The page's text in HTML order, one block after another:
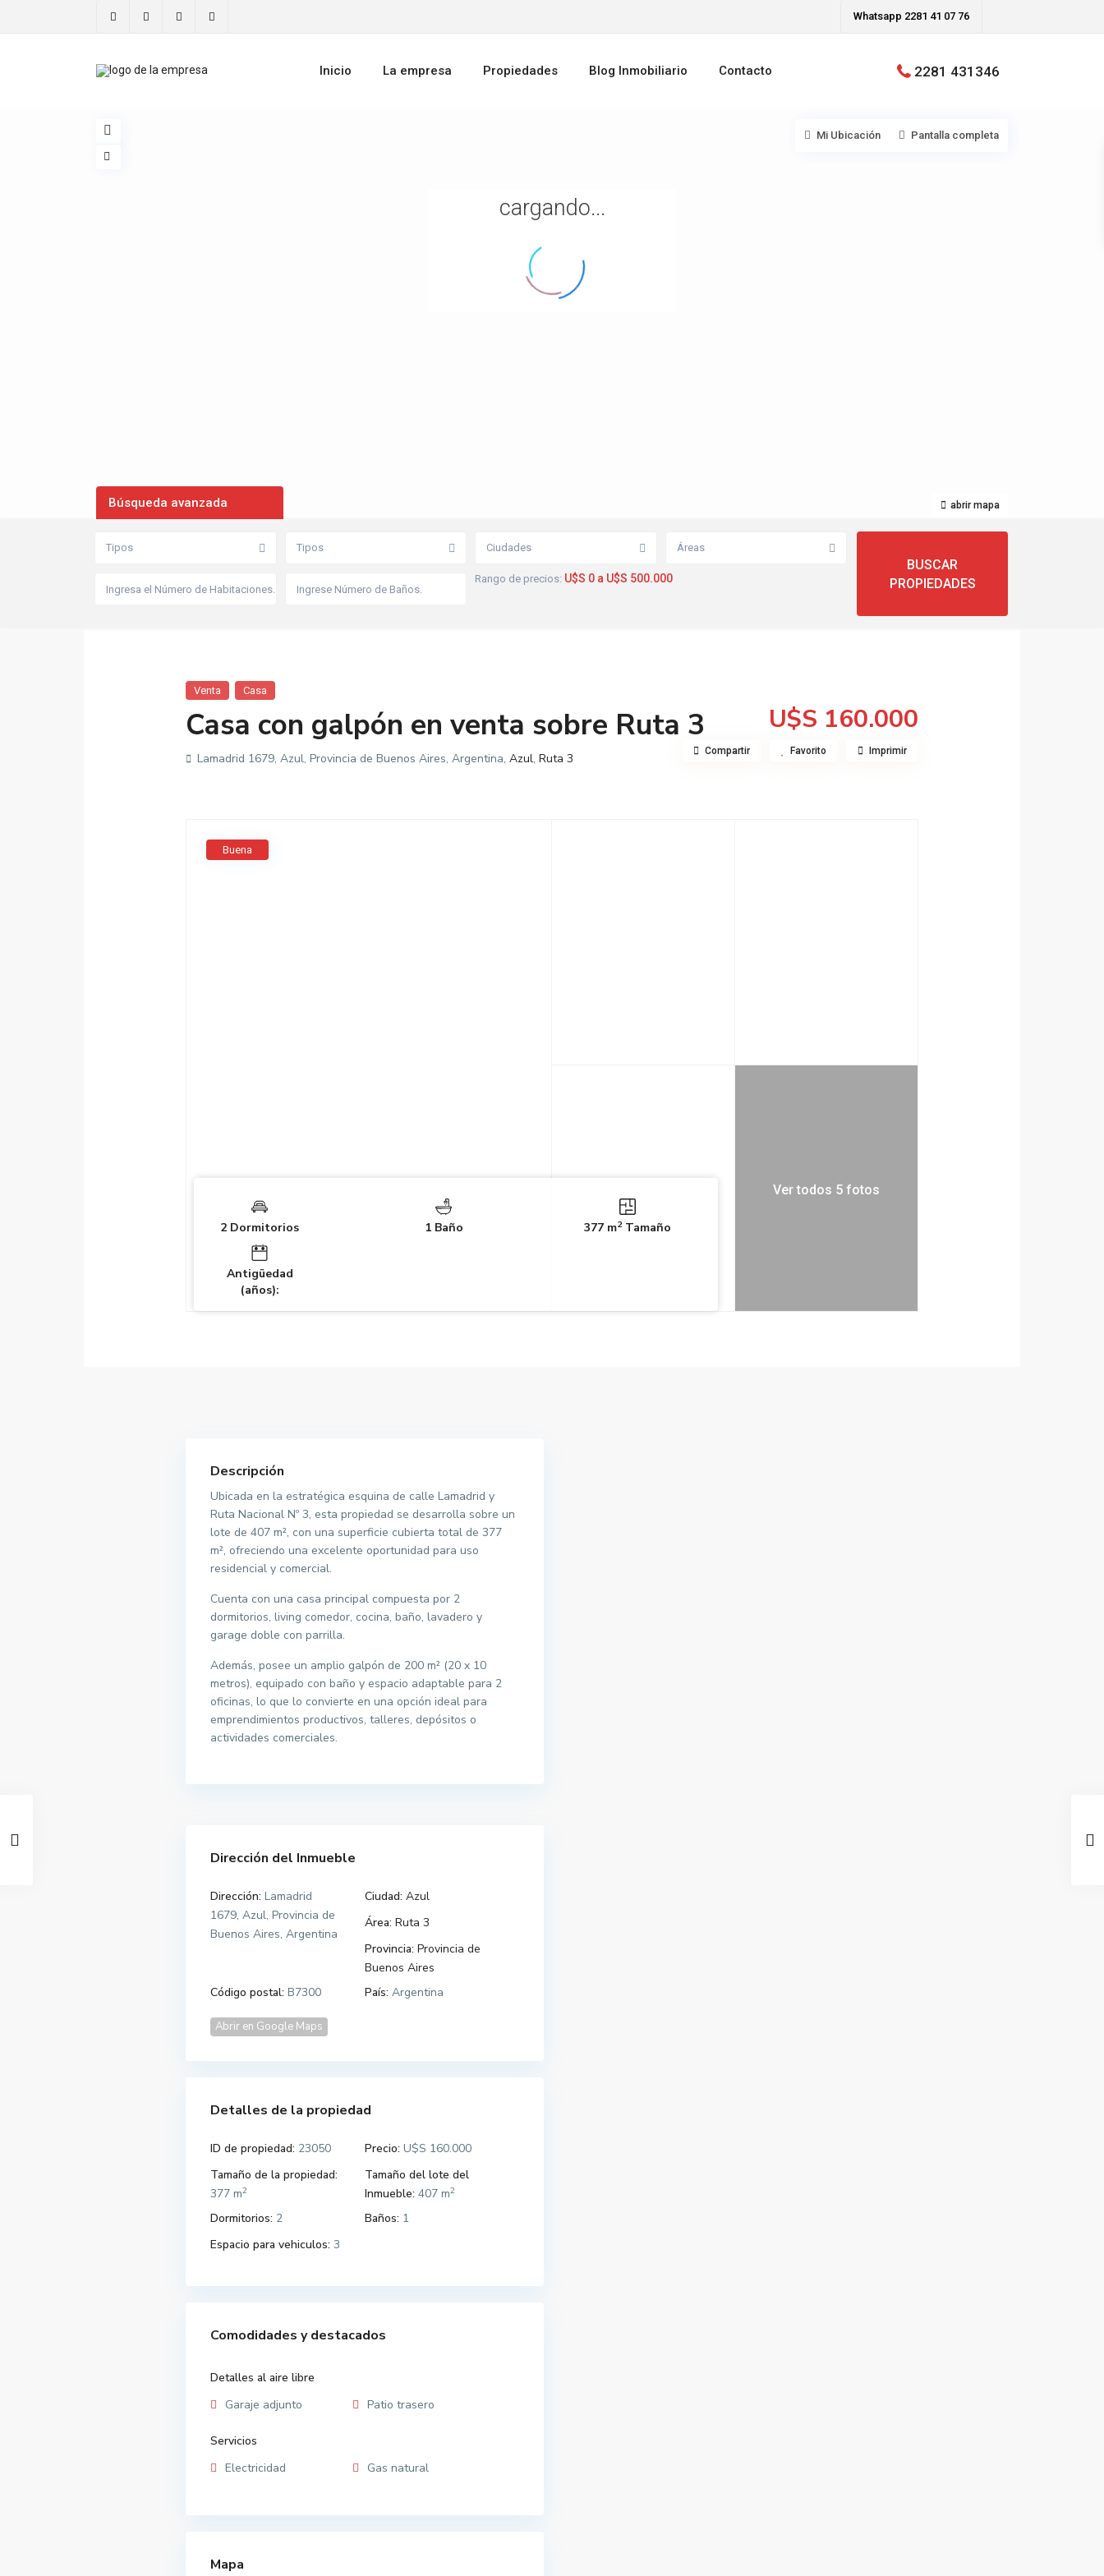
Whatsapp 2281 41 07 76
Inicio La empresa Propiedades Blog Inmobiliario Contacto 2281 431346
cargando...
abrir mapa
Mi Ubicación Pantalla completa
Búsqueda avanzada
Tipos Tipos Ciudades Áreas
Rango de precios: U$S 0 a U$S 500.000
Venta Casa
Casa con galpón en venta sobre Ruta 3 U$S 160.000
Lamadrid 1679, Azul, Provincia de Buenos Aires, Argentina, Azul, Ruta 3 Compartir Favorito Imprimir
Buena
Ver todos 5 fotos
2 Dormitorios 1 Baño 377 m2Tamaño
Antigüedad
(años):
Descripción
Ubicada en la estratégica esquina de calle Lamadrid y
Ruta Nacional Nº 3, esta propiedad se desarrolla sobre un
lote de 407 m², con una superficie cubierta total de 377
m², ofreciendo una excelente oportunidad para uso
residencial y comercial.
Cuenta con una casa principal compuesta por 2
dormitorios, living comedor, cocina, baño, lavadero y
garage doble con parrilla.
Además, posee un amplio galpón de 200 m² (20 x 10
metros), equipado con baño y espacio adaptable para 2
oficinas, lo que lo convierte en una opción ideal para
emprendimientos productivos, talleres, depósitos o
actividades comerciales.
Dirección del Inmueble
Dirección: Lamadrid
1679, Azul, Provincia de
Buenos Aires, Argentina
Ciudad: Azul
Área: Ruta 3
Provincia: Provincia de
Buenos Aires
Código postal: B7300 País: Argentina
Abrir en Google Maps
Detalles de la propiedad
ID de propiedad: 23050 Precio: U$S 160.000
Tamaño de la propiedad:
377 m2
Tamaño del lote del
Inmueble: 407 m2
Dormitorios: 2 Baños: 1
Espacio para vehiculos: 3
Comodidades y destacados
Detalles al aire libre
Garaje adjunto
Patio trasero
Servicios
Electricidad
Gas natural
Mapa